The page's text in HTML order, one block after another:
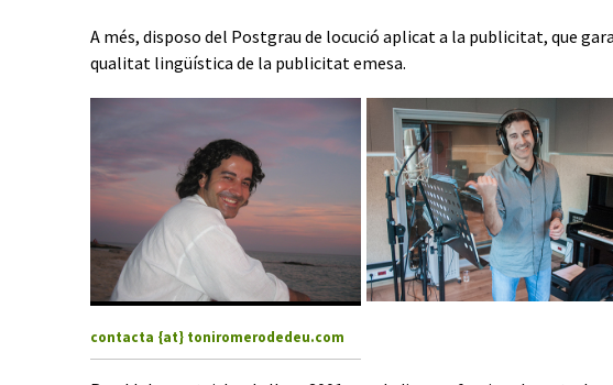
A més, disposo del Postgrau de locució aplicat a la publicitat, que
qualitat lingüística de la publicitat emesa.
contacta {at} toniromerodedeu.com